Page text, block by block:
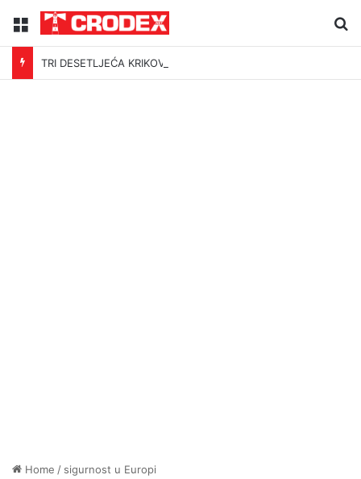
Menu
TRI DESETLJEĆA KRIKOVA OČAJNIKA
Home / sigurnost u Europi